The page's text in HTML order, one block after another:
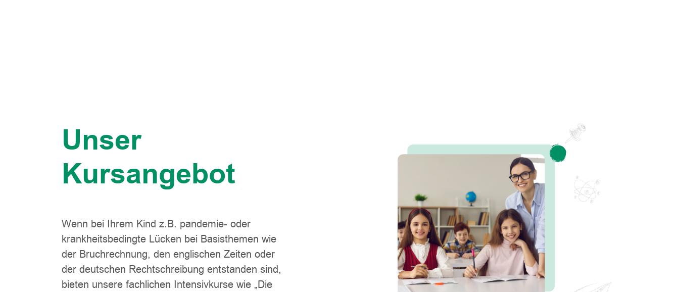
Unser
Kursangebot
Wenn bei Ihrem Kind z.B. pandemie- oder
krankheitsbedingte Lücken bei Basisthemen wie
der Bruchrechnung, den englischen Zeiten oder
der deutschen Rechtschreibung entstanden sind,
bieten unsere fachlichen Intensivkurse wie „Die